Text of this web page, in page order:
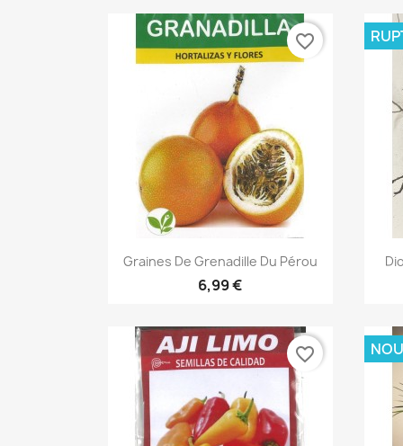
Aperçu rapide
Graines De Grenadille Du Pérou
6,99 €
favorite_border
favorite_border